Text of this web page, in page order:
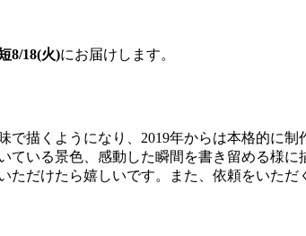
8/18(火)にお届けします。
で描くようになり、2019年からは本格的に
ている景色、感動した瞬間を書き留める様
ただけたら嬉しいです。また、依頼をいた